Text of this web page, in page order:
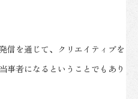
信を通じて、クリエイティブを
事者になるということでもあり